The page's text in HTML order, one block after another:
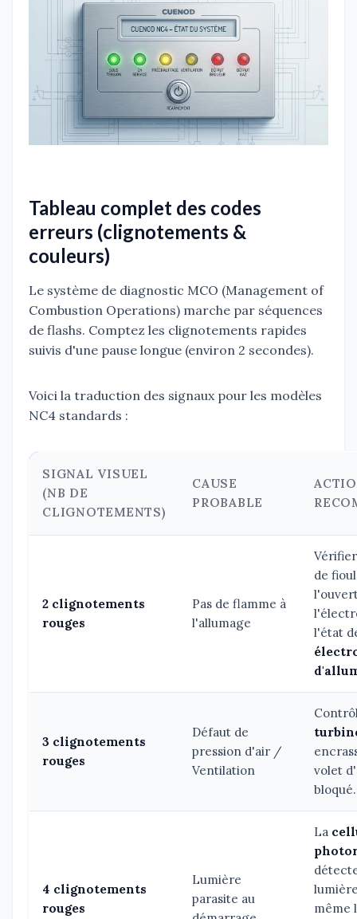
Tableau complet des codes
erreurs (clignotements &
couleurs)
Le système de diagnostic MCO (Management of
Combustion Operations) marche par séquences
de flashs. Comptez les clignotements rapides
suivis d'une pause longue (environ 2 secondes).
Voici la traduction des signaux pour les modèles
NC4 standards :
SIGNAL VISUEL
(NB DE
CLIGNOTEMENTS)
CAUSE
PROBABLE
2 clignotements
rouges
Pas de flamme à
l'allumage
de
l'état
3 clignotements
rouges
Défaut de
pression d'air /
Ventilation
volet
bloqué.
4 clignotements
rouges
Lumière
parasite au
La
même